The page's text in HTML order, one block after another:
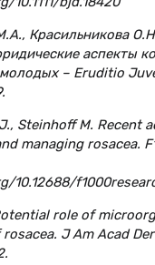
Красильникова
аспекты
– Eruditio
Steinhoff M. Recent
managing rosacea.
10.12688/
role of
J Am Acad